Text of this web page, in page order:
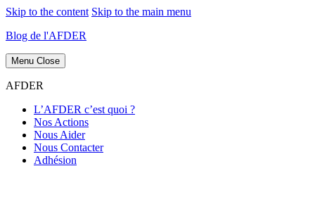
Skip to the content Skip to the main menu
Blog de l'AFDER
Menu Close
AFDER
L’AFDER c’est quoi ?
Nos Actions
Nous Aider
Nous Contacter
Adhésion